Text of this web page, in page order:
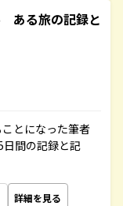
ある旅の記録と
とになった筆者
間の記録と記
詳細を見る